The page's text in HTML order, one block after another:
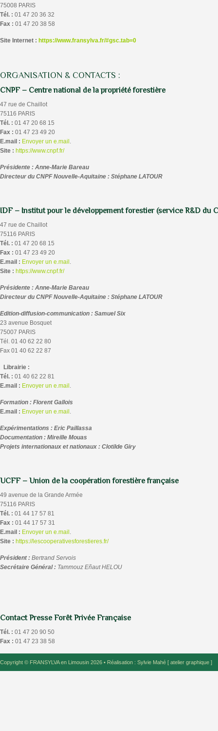
75008 PARIS
Tél. : 01 47 20 36 32
Fax : 01 47 20 38 58
Site Internet : https://www.fransylva.fr/#gsc.tab=0
ORGANISATION & CONTACTS :
CNPF – Centre national de la propriété forestière
47 rue de Chaillot
75116 PARIS
Tél. : 01 47 20 68 15
Fax : 01 47 23 49 20
E.mail : Envoyer un e.mail .
Site : https://www.cnpf.fr/
Présidente : Anne-Marie Bareau
Directeur du CNPF Nouvelle-Aquitaine : Stéphane LATOUR
IDF – Institut pour le développement forestier (service R&D du
47 rue de Chaillot
75116 PARIS
Tél. : 01 47 20 68 15
Fax : 01 47 23 49 20
E.mail : Envoyer un e.mail .
Site : https://www.cnpf.fr/
Présidente : Anne-Marie Bareau
Directeur du CNPF Nouvelle-Aquitaine : Stéphane LATOUR
Edition-diffusion-communication : Samuel Six
23 avenue Bosquet
75007 PARIS
Tél. 01 40 62 22 80
Fax 01 40 62 22 87
Librairie :
Tél. : 01 40 62 22 81
E.mail : Envoyer un e.mail .
Formation : Florent Gallois
E.mail : Envoyer un e.mail .
Expérimentations : Eric Paillassa
Documentation : Mireille Mouas
Projets internationaux et nationaux : Clotilde Giry
UCFF – Union de la coopération forestière française
49 avenue de la Grande Armée
75116 PARIS
Tél. : 01 44 17 57 81
Fax : 01 44 17 57 31
E.mail : Envoyer un e.mail .
Site : https://lescooperativesforestieres.fr/
Président : Bertrand Servois
Secrétaire Général : Tammouz Eñaut HELOU
Contact Presse Forêt Privée Française
Tél. : 01 47 20 90 50
Fax : 01 47 23 38 58
Copyright © FRANSYLVA en Limousin 2026 • Réalisation : Sylvie Mahé [ atelier graphique ]